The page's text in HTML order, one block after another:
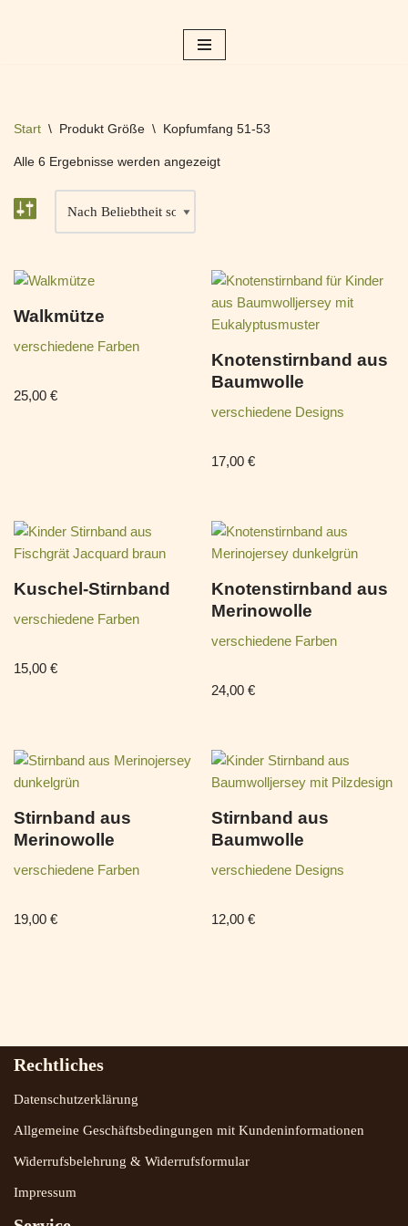
Start \ Produkt Größe \ Kopfumfang 51-53
Alle 6 Ergebnisse werden angezeigt
Walkmütze
verschiedene Farben
25,00 €
Knotenstirnband aus
Baumwolle
verschiedene Designs
17,00€
Kuschel-Stirnband
verschiedene Farben
15,00 €
Knotenstirnband aus
Merinowolle
verschiedene Farben
24,00€
Stirnband aus
Merinowolle
verschiedene Farben
19,00 €
Stirnband aus
Baumwolle
verschiedene Designs
12,00€
Rechtliches
Datenschutzerklärung
Allgemeine Geschäftsbedingungen mit Kundeninformationen
Widerrufsbelehrung & Widerrufsformular
Impressum